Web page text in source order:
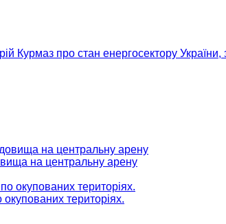
Курмаз про стан енергосектору України,
на центральну арену
територіях.